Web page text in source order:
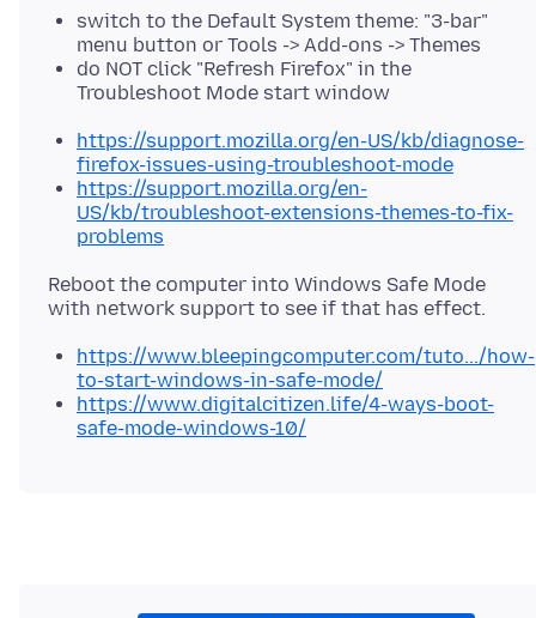
switch to the Default System theme: "3-bar"
menu button or Tools -> Add-ons -> Themes
do NOT click "Refresh Firefox" in the
Troubleshoot Mode start window
https://support.mozilla.org/en-US/kb/diagnose-
firefox-issues-using-troubleshoot-mode
https://support.mozilla.org/en-
US/kb/troubleshoot-extensions-themes-to-fix-
problems
Reboot the computer into Windows Safe Mode
https://www.bleepingcomputer.com/tuto.../how-
to-start-windows-in-safe-mode/
https://www.digitalcitizen.life/4-ways-boot-
safe-mode-windows-10/